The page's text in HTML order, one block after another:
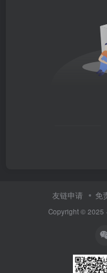
友链申请 免
Copyright © 2025 ·